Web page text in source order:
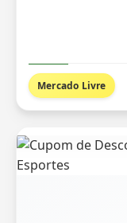
Mercado Livre